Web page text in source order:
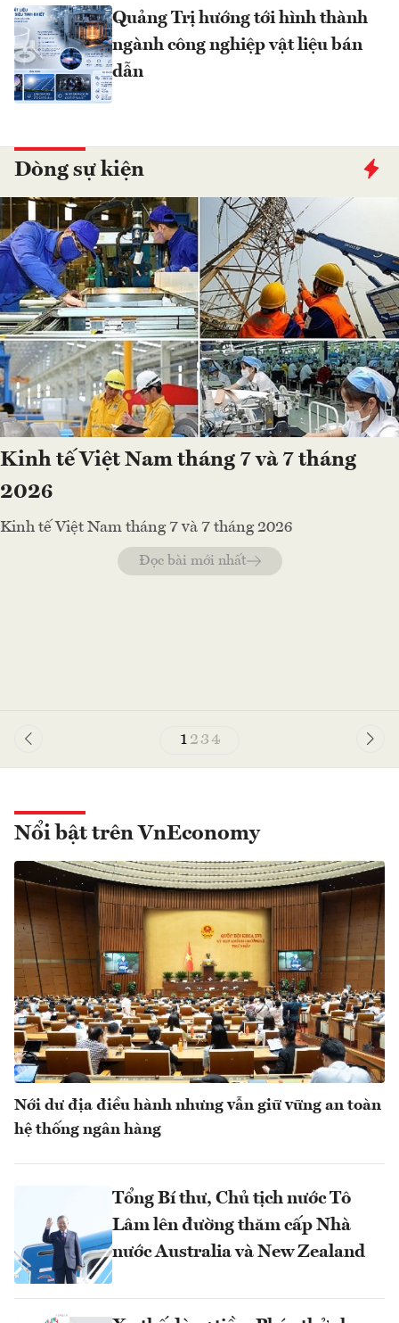
Quảng Trị hướng tới hình thành
ngành công nghiệp vật liệu bán
dẫn
Dòng sự kiện
Kinh tế Việt Nam tháng 7 và 7 tháng
2026
Kinh tế Việt Nam tháng 7 và 7 tháng 2026
Đọc bài mới nhất
1 23 4
Nổi bật trên VnEconomy
Nới dư địa điều hành nhưng vẫn giữ vững an toàn
hệ thống ngân hàng
Tổng Bí thư, Chủ tịch nước Tô
Lâm lên đường thăm cấp Nhà
nước Australia và New Zealand